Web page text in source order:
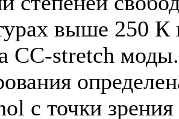
выше 250
СС-stretch
с точки